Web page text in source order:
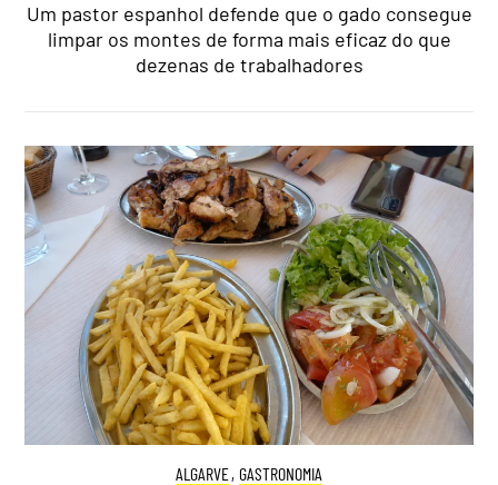
Um pastor espanhol defende que o gado consegue
limpar os montes de forma mais eficaz do que
dezenas de trabalhadores
ALGARVE, GASTRONOMIA